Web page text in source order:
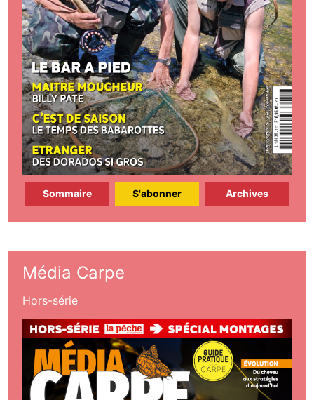
Sommaire S'abonner Archives
Média Carpe
Hors-série